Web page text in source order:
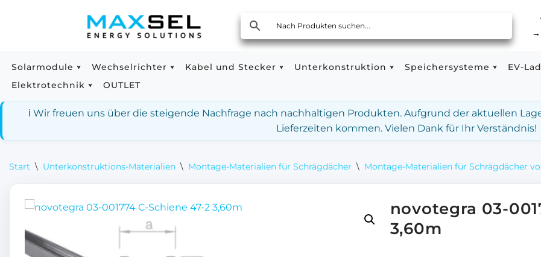
springen
→
Solarmodule Wechselrichter Kabel und Stecker Unterkonstruktion Speichersysteme EV-
Elektrotechnik
OUTLET
ℹ️ Wir freuen uns über die steigende Nachfrage nach nachhaltigen Produkten. Aufgrund der aktuellen
Lieferzeiten kommen. Vielen Dank für Ihr Verständnis!
Start \ Unterkonstruktions-Materialien \ Montage-Materialien für Schrägdächer \ Montage-Materialien für Schrägdächer
novotegra 03-
3,60m